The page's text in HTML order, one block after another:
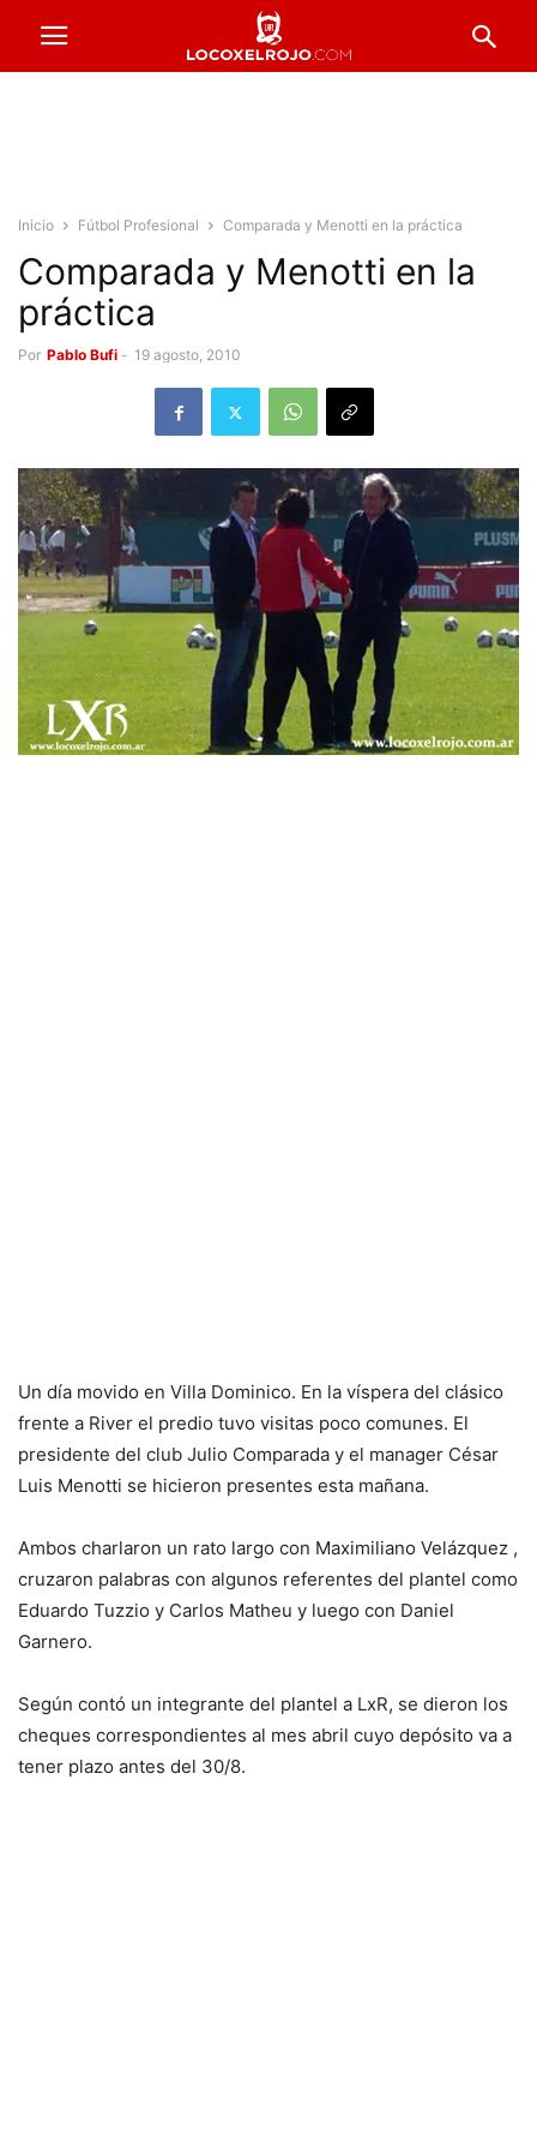
Inicio Fútbol Profesional Comparada y Menotti en la práctica
Comparada y Menotti en la
práctica
Por Pablo Bufi - 19 agosto, 2010
Un día movido en Villa Dominico. En la víspera del clásico
frente a River el predio tuvo visitas poco comunes. El
presidente del club Julio Comparada y el manager César
Luis Menotti se hicieron presentes esta mañana.
Ambos charlaron un rato largo con Maximiliano Velázquez ,
cruzaron palabras con algunos referentes del plantel como
Eduardo Tuzzio y Carlos Matheu y luego con Daniel
Garnero.
Según contó un integrante del plantel a LxR, se dieron los
cheques correspondientes al mes abril cuyo depósito va a
tener plazo antes del 30/8.